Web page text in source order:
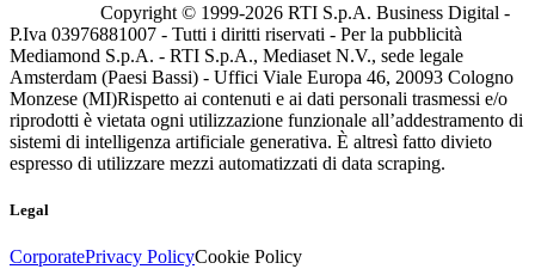
Copyright © 1999-2026 RTI S.p.A. Business Digital -
P.Iva 03976881007 - Tutti i diritti riservati - Per la pubblicità
Mediamond S.p.A. - RTI S.p.A., Mediaset N.V., sede legale
Amsterdam (Paesi Bassi) - Uffici Viale Europa 46, 20093 Cologno
Monzese (MI)Rispetto ai contenuti e ai dati personali trasmessi e/o
riprodotti è vietata ogni utilizzazione funzionale all’addestramento di
sistemi di intelligenza artificiale generativa. È altresì fatto divieto
espresso di utilizzare mezzi automatizzati di data scraping.
Legal
CorporatePrivacy PolicyCookie Policy